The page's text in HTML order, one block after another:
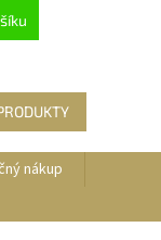
nákup